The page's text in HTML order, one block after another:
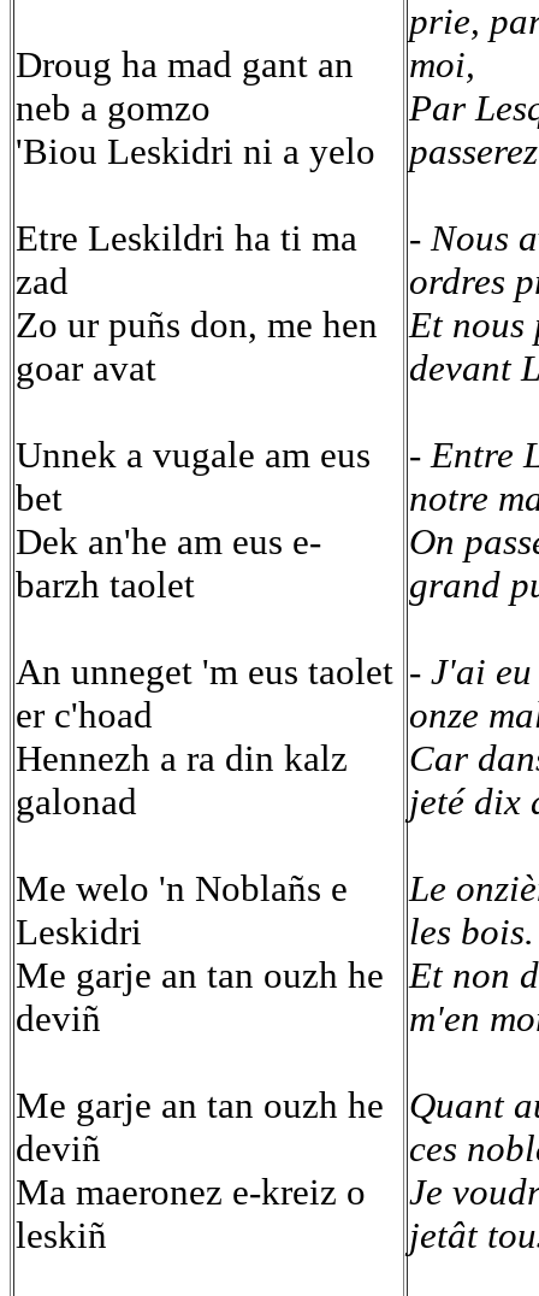
Droug ha mad gant an
neb a gomzo
'Biou Leskidri ni a yelo
Etre Leskildri ha ti ma
zad
Zo ur puñs don, me hen
goar avat
Unnek a vugale am eus
bet
Dek an'he am eus e-
barzh taolet
An unneget 'm eus taolet
er c'hoad
Hennezh a ra din kalz
galonad
Me welo 'n Noblañs e
Leskidri
Me garje an tan ouzh he
deviñ
Me garje an tan ouzh he
deviñ
Ma maeronez e-kreiz o
leskiñ
prie,
moi,
Par
- Nous
ordres
Et nous
devant
- Entre
notre
On
grand
- J'ai eu
onze
Car
jeté dix
Le
les bois.
Et non
m'en
Quant
ces
Je
jetât